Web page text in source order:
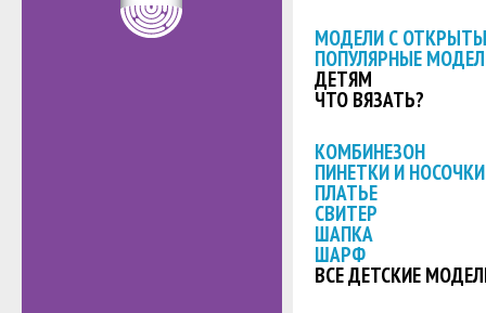
МОДЕЛИ С
ПОПУЛЯРНЫЕ
ДЕТЯМ
ЧТО ВЯЗАТЬ?
КОМБИНЕЗОН
ПИНЕТКИ И НОСОЧКИ
ПЛАТЬЕ
СВИТЕР
ШАПКА
ШАРФ
ВСЕ ДЕТСКИЕ